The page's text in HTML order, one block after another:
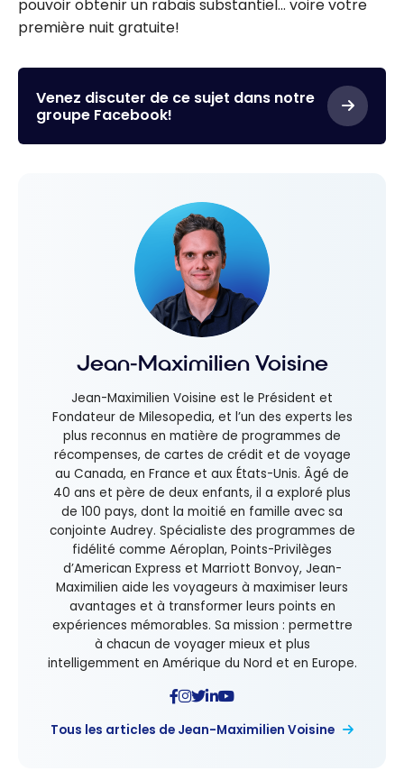
pouvoir obtenir un rabais substantiel… voire votre
première nuit gratuite!
Venez discuter de ce sujet dans notre
groupe Facebook!
Jean-Maximilien Voisine
Jean-Maximilien Voisine est le Président et
Fondateur de Milesopedia, et l’un des experts les
plus reconnus en matière de programmes de
récompenses, de cartes de crédit et de voyage
au Canada, en France et aux États-Unis. Âgé de
40 ans et père de deux enfants, il a exploré plus
de 100 pays, dont la moitié en famille avec sa
conjointe Audrey. Spécialiste des programmes de
fidélité comme Aéroplan, Points-Privilèges
d’American Express et Marriott Bonvoy, Jean-
Maximilien aide les voyageurs à maximiser leurs
avantages et à transformer leurs points en
expériences mémorables. Sa mission : permettre
à chacun de voyager mieux et plus
intelligemment en Amérique du Nord et en Europe.
Tous les articles de Jean-Maximilien Voisine